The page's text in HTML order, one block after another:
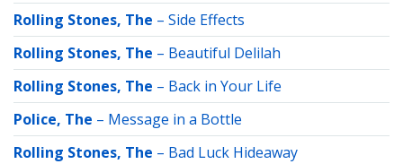
Rolling Stones, The – Side Effects
Rolling Stones, The – Beautiful Delilah
Rolling Stones, The – Back in Your Life
Police, The – Message in a Bottle
Rolling Stones, The – Bad Luck Hideaway